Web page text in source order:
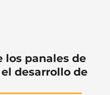
los panales de
desarrollo de